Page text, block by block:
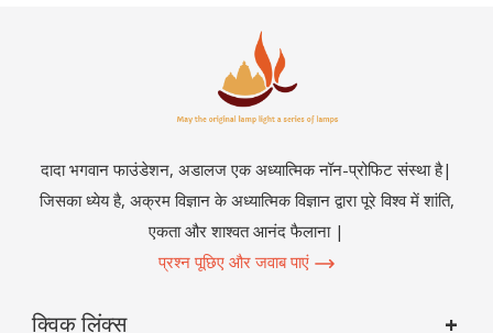
दादा भगवान फाउंडेशन, अडालज एक अध्यात्मिक नॉन-प्रोफिट संस्था है|
जिसका ध्येय है, अक्रम विज्ञान के अध्यात्मिक विज्ञान द्वारा पूरे विश्व में शांति,
एकता और शाश्वत आनंद फैलाना |
प्रश्न पूछिए और जवाब पाएं
क्विक लिंक्स